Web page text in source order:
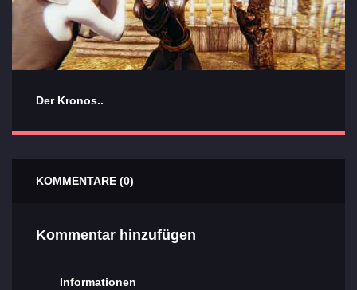
Der Kronos..
KOMMENTARE (0)
Kommentar hinzufügen
Informationen